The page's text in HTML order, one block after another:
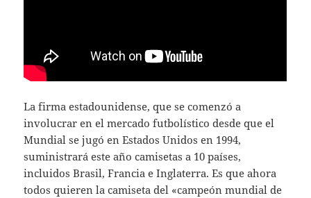
La firma estadounidense, que se comenzó a
involucrar en el mercado futbolístico desde que el
Mundial se jugó en Estados Unidos en 1994,
suministrará este año camisetas a 10 países,
incluidos Brasil, Francia e Inglaterra. Es que ahora
todos quieren la camiseta del «campeón mundial de